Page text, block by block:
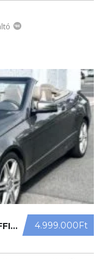
4.999.000Ft
MERCEDES-BENZ E 250 CDI BLUEEFFICIE ...